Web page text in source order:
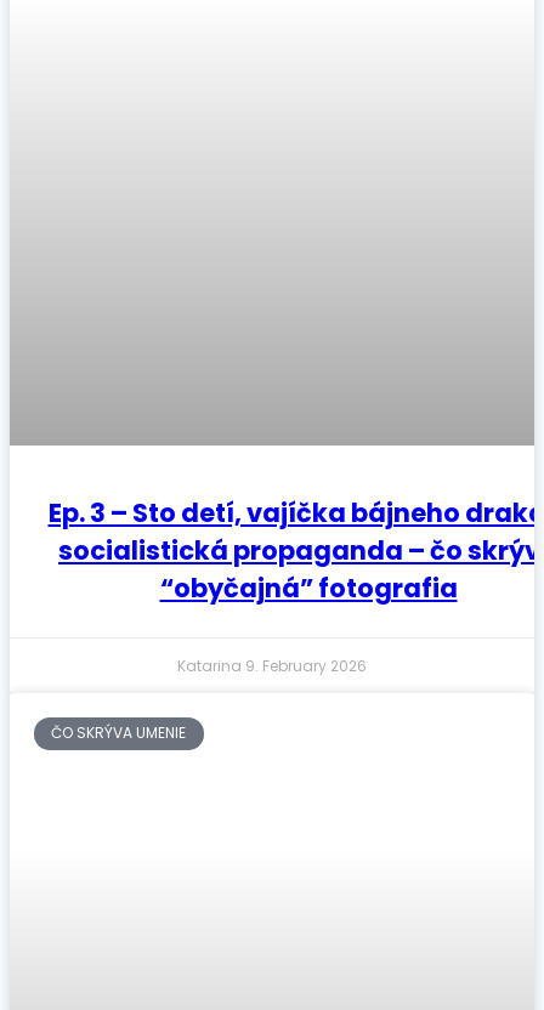
Ep. 3 – Sto detí, vajíčka bájneho
socialistická propaganda – čo
“obyčajná” fotografia
Katarina 9. February 2026
ČO SKRÝVA UMENIE